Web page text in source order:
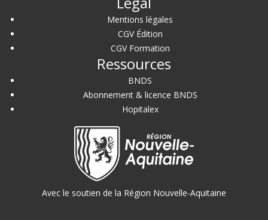
Mentions légales
CGV Édition
CGV Formation
Ressources
BNDS
Abonnement & licence BNDS
Hopitalex
Avec le soutien de la Région Nouvelle-Aquitaine